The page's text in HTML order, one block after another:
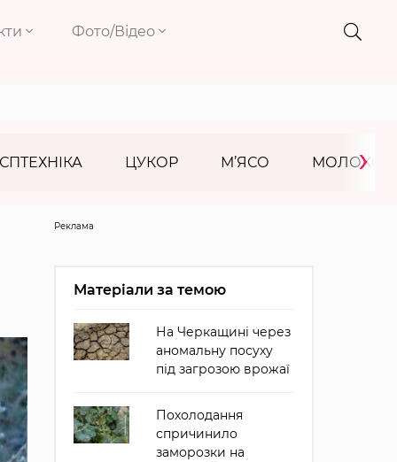
Фото/Відео
ЦУКОР М’ЯСО МОЛОКО
›
Реклама
Матеріали за темою
На Черкащині через
аномальну посуху
під загрозою врожаї
Похолодання
спричинило
заморозки на